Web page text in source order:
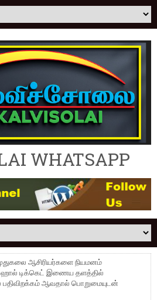
WHATSAPP
ஆசிரியர்களை நியமனம்
ஹால் டிக்கெட் இணைய தளத்தில்
பதிவிறக்கம் ஆவதால் பொறுமையுடன்